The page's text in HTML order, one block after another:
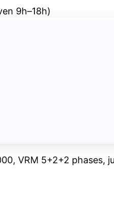
9h–18h)
VRM 5+2+2 phases,